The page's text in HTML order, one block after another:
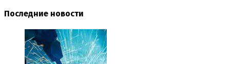
Последние новости